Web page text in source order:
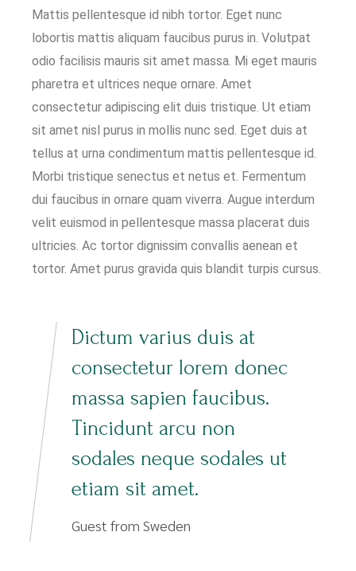
Mattis pellentesque id nibh tortor. Eget nunc
lobortis mattis aliquam faucibus purus in. Volutpat
odio facilisis mauris sit amet massa. Mi eget mauris
pharetra et ultrices neque ornare. Amet
consectetur adipiscing elit duis tristique. Ut etiam
sit amet nisl purus in mollis nunc sed. Eget duis at
tellus at urna condimentum mattis pellentesque id.
Morbi tristique senectus et netus et. Fermentum
dui faucibus in ornare quam viverra. Augue interdum
velit euismod in pellentesque massa placerat duis
ultricies. Ac tortor dignissim convallis aenean et
tortor. Amet purus gravida quis blandit turpis cursus.
Dictum varius duis at
consectetur lorem donec
massa sapien faucibus.
Tincidunt arcu non
sodales neque sodales ut
etiam sit amet.
Guest from Sweden